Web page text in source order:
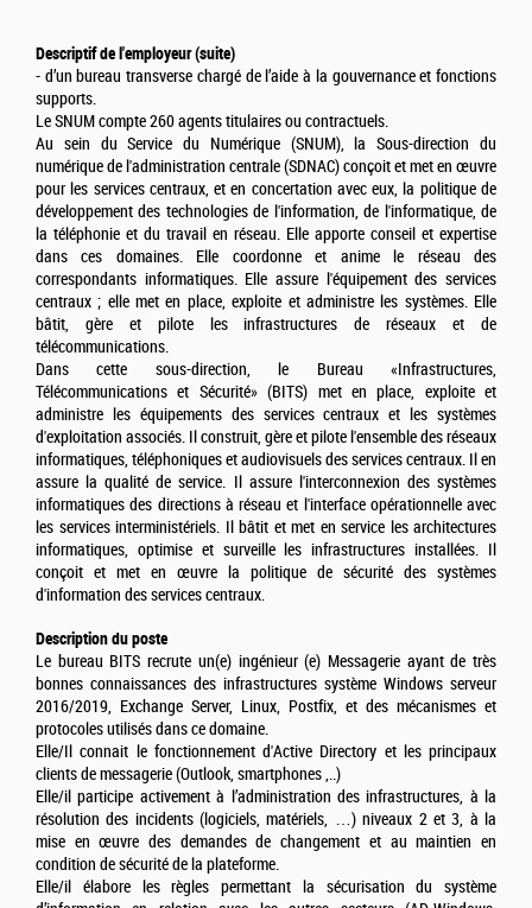
Descriptif de l'employeur (suite)
- d’un bureau transverse chargé de l’aide à la gouvernance et fonctions
supports.
Le SNUM compte 260 agents titulaires ou contractuels.
Au sein du Service du Numérique (SNUM), la Sous-direction du
numérique de l'administration centrale (SDNAC) conçoit et met en œuvre
pour les services centraux, et en concertation avec eux, la politique de
développement des technologies de l'information, de l'informatique, de
la téléphonie et du travail en réseau. Elle apporte conseil et expertise
dans ces domaines. Elle coordonne et anime le réseau des
correspondants informatiques. Elle assure l'équipement des services
centraux ; elle met en place, exploite et administre les systèmes. Elle
bâtit, gère et pilote les infrastructures de réseaux et de
télécommunications.
Dans cette sous-direction, le Bureau «Infrastructures,
Télécommunications et Sécurité» (BITS) met en place, exploite et
administre les équipements des services centraux et les systèmes
d'exploitation associés. Il construit, gère et pilote l'ensemble des réseaux
informatiques, téléphoniques et audiovisuels des services centraux. Il en
assure la qualité de service. Il assure l'interconnexion des systèmes
informatiques des directions à réseau et l'interface opérationnelle avec
les services interministériels. Il bâtit et met en service les architectures
informatiques, optimise et surveille les infrastructures installées. Il
conçoit et met en œuvre la politique de sécurité des systèmes
d'information des services centraux.
Description du poste
Le bureau BITS recrute un(e) ingénieur (e) Messagerie ayant de très
bonnes connaissances des infrastructures système Windows serveur
2016/2019, Exchange Server, Linux, Postfix, et des mécanismes et
protocoles utilisés dans ce domaine.
Elle/Il connait le fonctionnement d'Active Directory et les principaux
clients de messagerie (Outlook, smartphones ,..)
Elle/il participe activement à l’administration des infrastructures, à la
résolution des incidents (logiciels, matériels, …) niveaux 2 et 3, à la
mise en œuvre des demandes de changement et au maintien en
condition de sécurité de la plateforme.
Elle/il élabore les règles permettant la sécurisation du système